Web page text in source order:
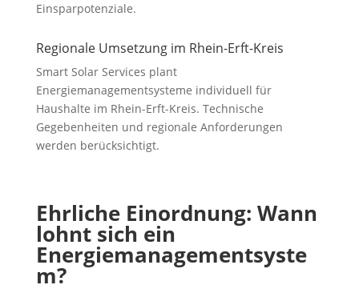
Einsparpotenziale.
Regionale Umsetzung im Rhein-Erft-Kreis
Smart Solar Services plant
Energiemanagementsysteme individuell für
Haushalte im Rhein-Erft-Kreis. Technische
Gegebenheiten und regionale Anforderungen
werden berücksichtigt.
Ehrliche Einordnung: Wann
lohnt sich ein
Energiemanagementsyste
m?